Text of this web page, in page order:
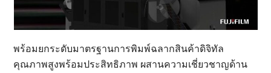
พร้อมยกระดับมาตรฐานการพิมพ์ฉลากสินค้าดิจิทัล
คุณภาพสูงพร้อมประสิทธิภาพ ผสานความเชี่ยวชาญด้าน